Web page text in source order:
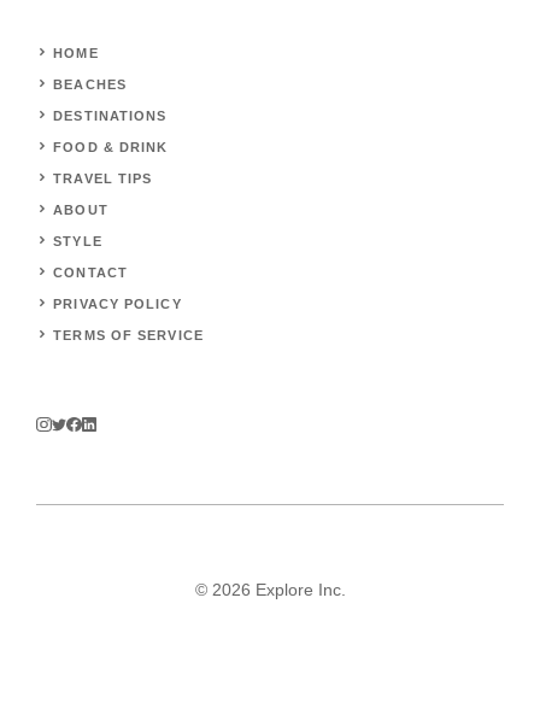
HOME
BEACHES
DESTINATIONS
FOOD & DRINK
TRAVEL TIPS
ABOUT
STYLE
CONTACT
PRIVACY POLICY
TERMS OF SERVICE
© 2026 Explore Inc.